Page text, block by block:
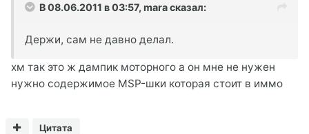
В 08.06.2011 в 03:57, mara сказал:
Держи, сам не давно делал.
хм так это ж дампик моторного а он мне не нужен
нужно содержимое MSP-шки которая стоит в иммо
Цитата